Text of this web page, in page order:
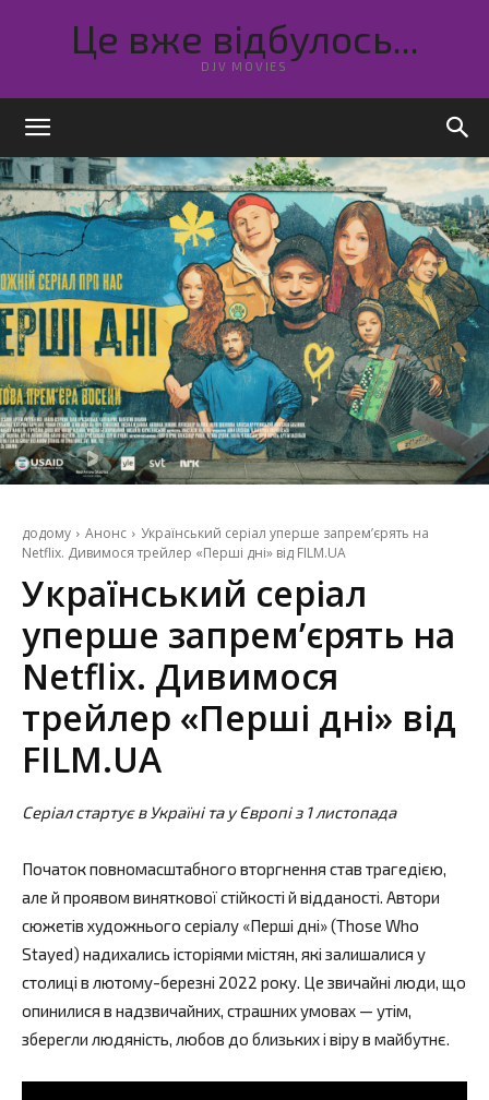
Це вже відбулось...
DJV MOVIES
додому Анонс
Український серіал уперше запремʼєрять на
Netflix. Дивимося трейлер «Перші дні» від FILM.UA
Український серіал
уперше запремʼєрять на
Netflix. Дивимося
трейлер «Перші дні» від
FILM.UA
Серіал стартує в Україні та у Європі з 1 листопада
Початок повномасштабного вторгнення став трагедією,
але й проявом виняткової стійкості й відданості. Автори
сюжетів художнього серіалу «Перші дні» (Those Who
Stayed) надихались історіями містян, які залишалися у
столиці в лютому-березні 2022 року. Це звичайні люди, що
опинилися в надзвичайних, страшних умовах — утім,
зберегли людяність, любов до близьких і віру в майбутнє.